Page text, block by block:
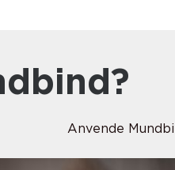
Anvende